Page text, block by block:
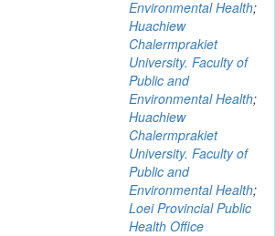
Environmental Health;
Huachiew
Chalermprakiet
University. Faculty of
Public and
Environmental Health;
Huachiew
Chalermprakiet
University. Faculty of
Public and
Environmental Health;
Loei Provincial Public
Health Office